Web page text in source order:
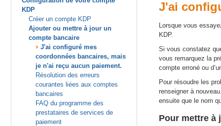
KDP
Créer un compte KDP
Ajouter ou mettre à jour un
compte bancaire
J'ai configuré mes
coordonnées bancaires, mais
je n'ai reçu aucun paiement.
Résolution des erreurs
courantes liées aux comptes
bancaires
FAQ du programme des
prestataires de services de
paiement
J'ai
Lorsque vous
KDP.
Si vous constatez
vous remarquez la
compte erroné ou
Pour résoudre les
renseigner à
ensuite que le nom
Pour mettre à